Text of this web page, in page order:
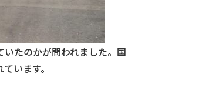
たのかが問われました。国
います。